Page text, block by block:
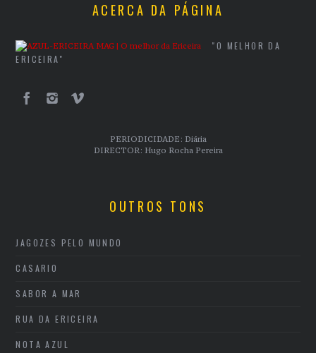
ACERCA DA PÁGINA
"O MELHOR DA
ERICEIRA"
PERIODICIDADE: Diária
DIRECTOR: Hugo Rocha Pereira
OUTROS TONS
JAGOZES PELO MUNDO
CASARIO
SABOR A MAR
RUA DA ERICEIRA
NOTA AZUL